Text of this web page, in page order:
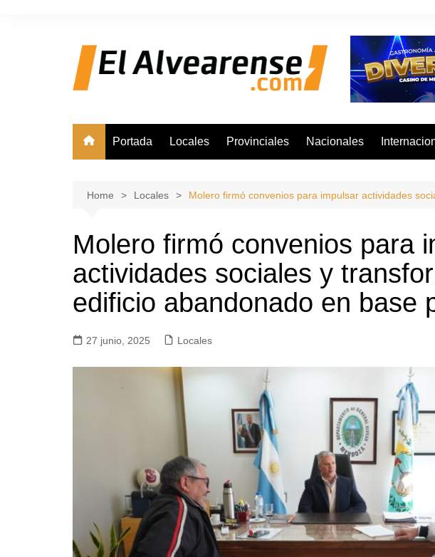
Portada Locales Provinciales Nacionales
Home Locales Molero firmó convenios para impulsar actividades
Molero firmó convenios para
actividades sociales y
edificio abandonado en base
27 junio, 2025 Locales